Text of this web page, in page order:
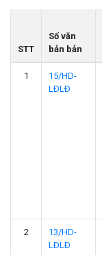
STT
Số văn
bản bản
1
15/HD-
LÐLÐ
2
13/HD-
LÐLÐ